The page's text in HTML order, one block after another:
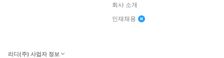
회사 소개
인재채용
리디(주) 사업자 정보